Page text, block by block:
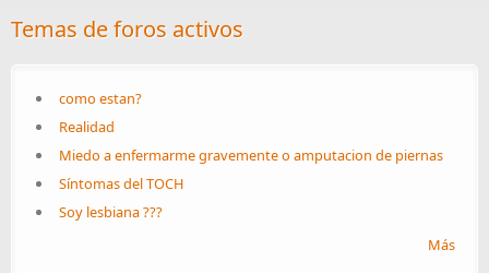
Temas de foros activos
como estan?
Realidad
Miedo a enfermarme gravemente o amputacion de piernas
Síntomas del TOCH
Soy lesbiana ???
Más